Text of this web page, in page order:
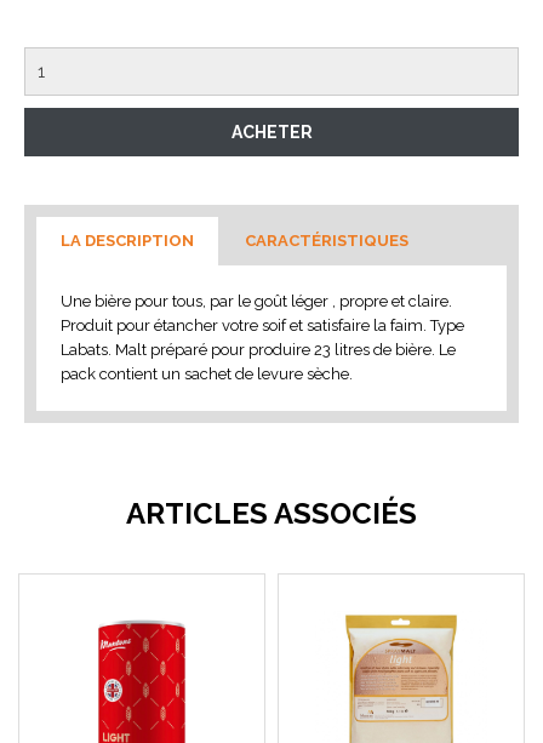
LA DESCRIPTION CARACTÉRISTIQUES
Une bière pour tous, par le goût léger , propre et claire.
Produit pour étancher votre soif et satisfaire la faim. Type
Labats. Malt préparé pour produire 23 litres de bière. Le
pack contient un sachet de levure sèche.
ARTICLES ASSOCIÉS